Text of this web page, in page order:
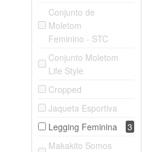
Conjunto de
Moletom
Feminino - STC
Conjunto Moletom
Life Style
Cropped
Jaqueta Esportiva
Legging Feminina
3
Makakito Somos